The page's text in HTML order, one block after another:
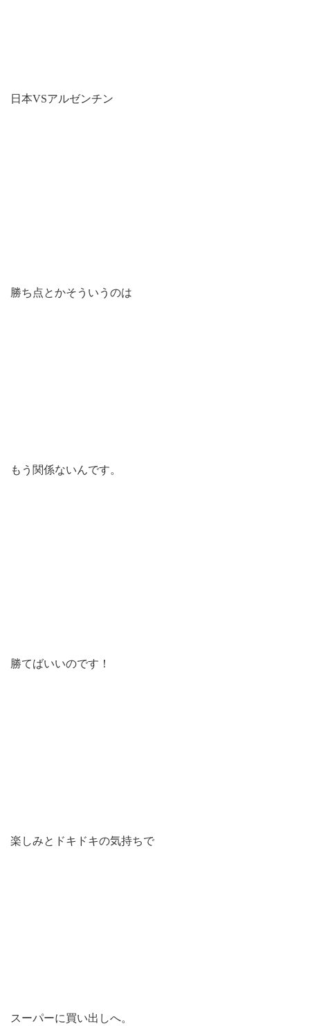
日本VSアルゼンチン
勝ち点とかそういうのは
もう関係ないんです。
勝てばいいのです！
楽しみとドキドキの気持ちで
スーパーに買い出しへ。